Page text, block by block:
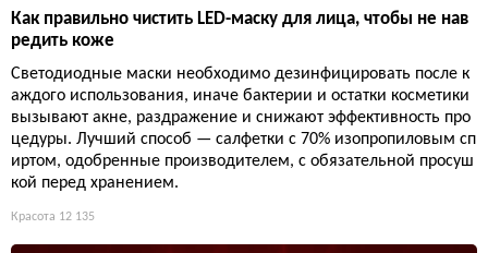
Как правильно чистить LED-маску для лица, чтобы не нав
редить коже
Светодиодные маски необходимо дезинфицировать после к
аждого использования, иначе бактерии и остатки косметики
вызывают акне, раздражение и снижают эффективность про
цедуры. Лучший способ — салфетки с 70% изопропиловым сп
иртом, одобренные производителем, с обязательной просуш
кой перед хранением.
Красота 12 135